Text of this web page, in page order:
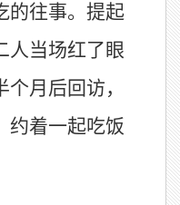
的往事。提起
人当场红了眼
月后回访，
约着一起吃饭